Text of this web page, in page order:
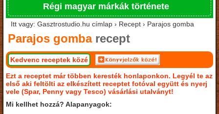
Régi magyar márkák története
Itt vagy: Gasztrostudio.hu címlap › Recept › Parajos gomba
Parajos gombarecept
Kedvenc receptek közé
Ezt a receptet már többen keresték honlaponkon. Legyél te az
első aki feltölti az elkészített receptet fotóval együtt és nyerj
vele (Spar, Penny vagy Tesco) vásárlási utalványt!
Mi kellhet hozzá? Alapanyagok: